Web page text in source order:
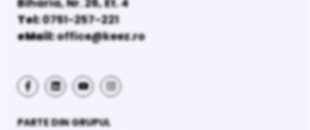
Biharia, Nr. 26, Et. 4
Tel:0751-257-221
eMail:office@keez.ro
PARTE DIN GRUPUL